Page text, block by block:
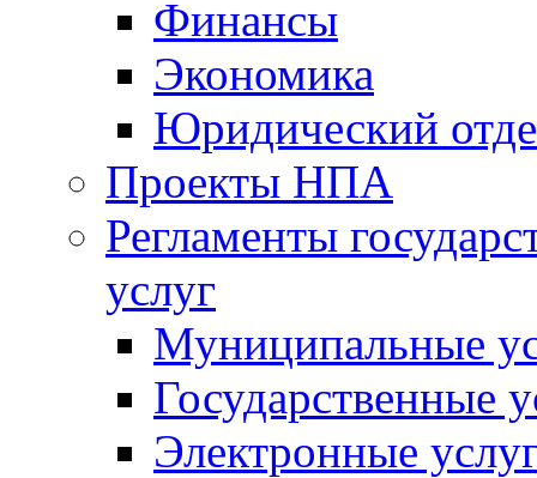
Финансы
Экономика
Юридический
Проекты НПА
Регламенты
услуг
Муниципальные
Государственные
Электронные